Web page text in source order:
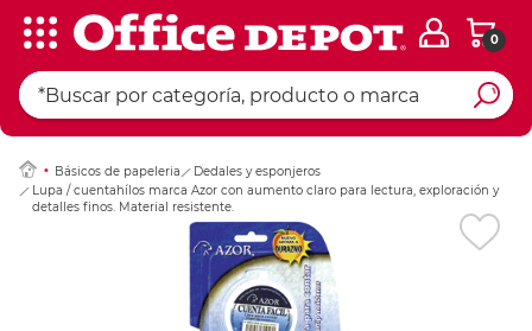
0
Básicos de papeleria
Dedales y esponjeros
Lupa / cuentahílos marca Azor con aumento claro para lectura, exploración y
detalles finos. Material resistente.
Ingresar Codigo